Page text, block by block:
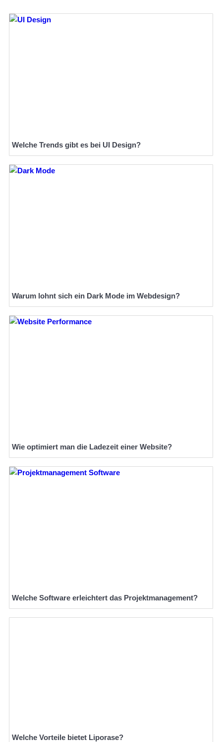
Welche Trends gibt es bei UI Design?
Warum lohnt sich ein Dark Mode im Webdesign?
Wie optimiert man die Ladezeit einer Website?
Welche Software erleichtert das Projektmanagement?
Welche Vorteile bietet Liporase?